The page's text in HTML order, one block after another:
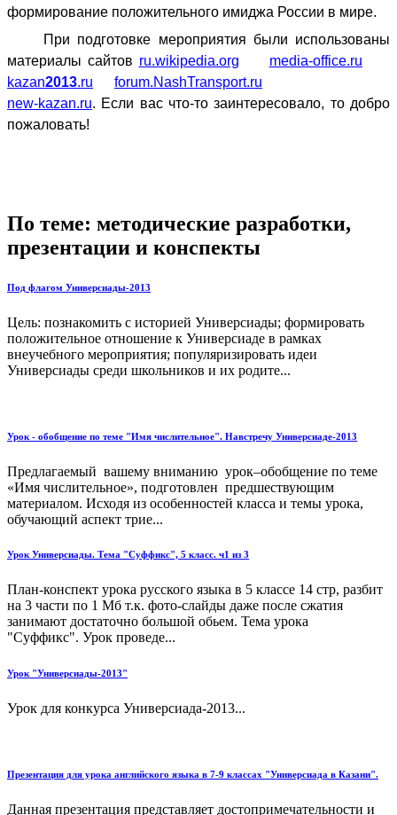
формирование положительного имиджа России в мире.
При подготовке мероприятия были использованы
материалы сайтов ru.wikipedia.org
media-office.ru
kazan2013.ru
forum.NashTransport.ru
new-kazan.ru. Если вас что-то заинтересовало, то добро
пожаловать!
По теме: методические разработки,
презентации и конспекты
Под флагом Универсиады-2013
Цель: познакомить с историей Универсиады; формировать
положительное отношение к Универсиаде в рамках
внеучебного мероприятия; популяризировать идеи
Универсиады среди школьников и их родите...
Урок - обобщение по теме "Имя числительное". Навстречу Универсиаде-2013
Предлагаемый вашему вниманию урок–обобщение по теме
«Имя числительное», подготовлен предшествующим
материалом. Исходя из особенностей класса и темы урока,
обучающий аспект трие...
Урок Универсиады. Тема "Суффикс", 5 класс. ч1 из 3
План-конспект урока русского языка в 5 классе 14 стр, разбит
на 3 части по 1 Мб т.к. фото-слайды даже после сжатия
занимают достаточно большой обьем. Тема урока
"Суффикс". Урок проведе...
Урок "Универсиады-2013"
Урок для конкурса Универсиада-2013...
Презентация для урока английского языка в 7-9 классах "Универсиада в Казани".
Данная презентация представляет достопримечательности и